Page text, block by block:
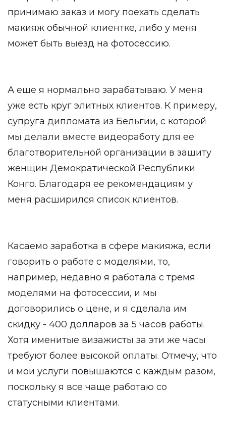
принимаю заказ и могу поехать сделать
макияж обычной клиентке, либо у меня
может быть выезд на фотосессию.
А еще я нормально зарабатываю. У меня
уже есть круг элитных клиентов. К примеру,
супруга дипломата из Бельгии, с которой
мы делали вместе видеоработу для ее
благотворительной организации в защиту
женщин Демократической Республики
Конго. Благодаря ее рекомендациям у
меня расширился список клиентов.
Касаемо заработка в сфере макияжа, если
говорить о работе с моделями, то,
например, недавно я работала с тремя
моделями на фотосессии, и мы
договорились о цене, и я сделала им
скидку - 400 долларов за 5 часов работы.
Хотя именитые визажисты за эти же часы
требуют более высокой оплаты. Отмечу, что
и мои услуги повышаются с каждым разом,
поскольку я все чаще работаю со
статусными клиентами.